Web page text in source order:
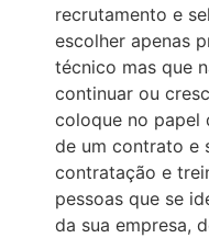
recrutamento e
escolher apenas
técnico mas que
continuar ou
coloque no papel
de um contrato e
contratação e
pessoas que se
da sua empresa,